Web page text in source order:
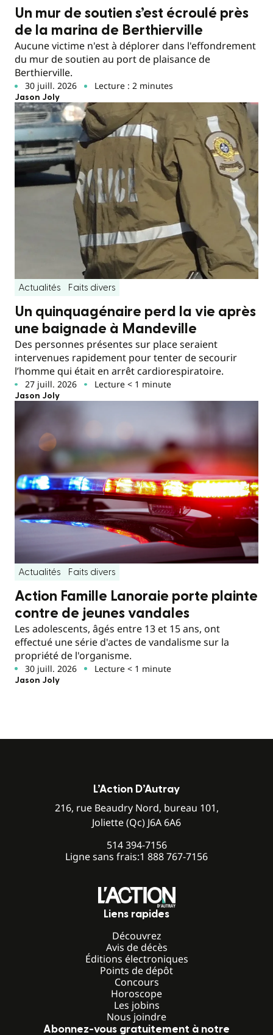
Un mur de soutien s’est écroulé près
de la marina de Berthierville
Aucune victime n'est à déplorer dans l'effondrement
du mur de soutien au port de plaisance de
Berthierville.
30 juill. 2026 Lecture : 2 minutes
Jason Joly
Actualités Faits divers
Un quinquagénaire perd la vie après
une baignade à Mandeville
Des personnes présentes sur place seraient
intervenues rapidement pour tenter de secourir
l’homme qui était en arrêt cardiorespiratoire.
27 juill. 2026 Lecture < 1 minute
Jason Joly
Actualités Faits divers
Action Famille Lanoraie porte plainte
contre de jeunes vandales
Les adolescents, âgés entre 13 et 15 ans, ont
effectué une série d'actes de vandalisme sur la
propriété de l'organisme.
30 juill. 2026 Lecture < 1 minute
Jason Joly
L’Action D’Autray
216, rue Beaudry Nord, bureau 101,
Joliette (Qc) J6A 6A6
514 394-7156
Ligne sans frais:1 888 767-7156
Liens rapides
Découvrez
Avis de décès
Éditions électroniques
Points de dépôt
Concours
Horoscope
Les jobins
Nous joindre
Abonnez-vous gratuitement à notre